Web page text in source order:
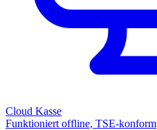
Cloud Kasse
Funktioniert offline, TSE-konform